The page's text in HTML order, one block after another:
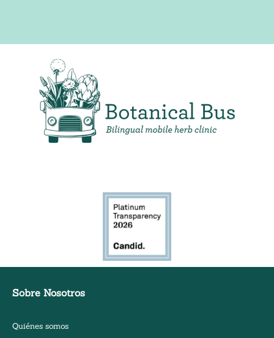
Sobre Nosotros
Quiénes somos